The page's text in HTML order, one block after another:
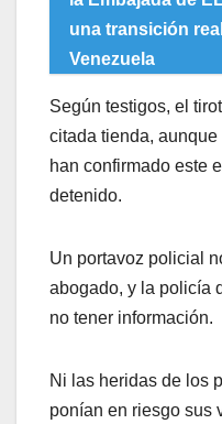
una transición
Venezuela
Según testigos, el
citada tienda,
han confirmado este
detenido.
Un portavoz policial
abogado, y la policía
no tener información.
Ni las heridas de los
ponían en riesgo sus